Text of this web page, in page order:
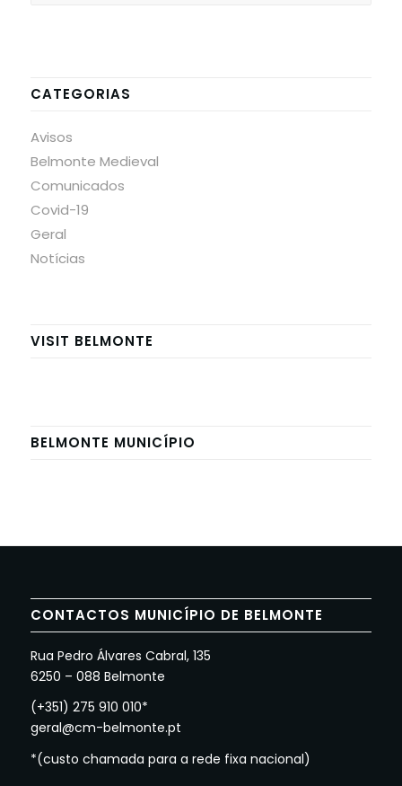
CATEGORIAS
Avisos
Belmonte Medieval
Comunicados
Covid-19
Geral
Notícias
VISIT BELMONTE
BELMONTE MUNICÍPIO
CONTACTOS MUNICÍPIO DE BELMONTE
Rua Pedro Álvares Cabral, 135
6250 – 088 Belmonte
(+351) 275 910 010*
geral@cm-belmonte.pt
*(custo chamada para a rede fixa nacional)